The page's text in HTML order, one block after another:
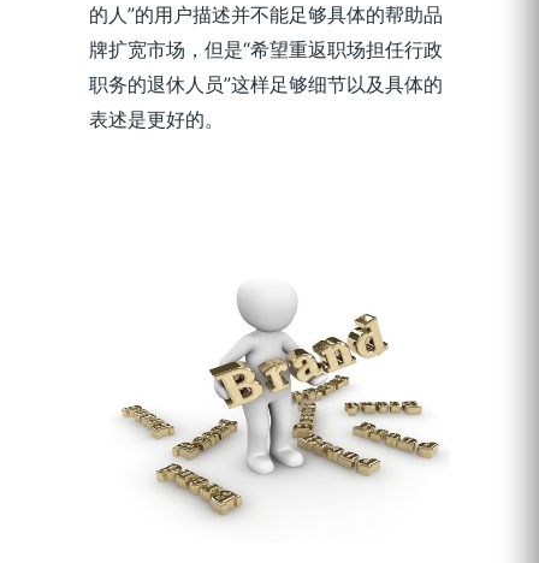
的人”的用户描述并不能足够具体的帮助品
牌扩宽市场，但是“希望重返职场担任行政
职务的退休人员”这样足够细节以及具体的
表述是更好的。